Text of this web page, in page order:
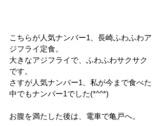
こちらが人気ナンバー1、長崎ふわふわア
ジフライ定食。
大きなアジフライで、ふわふわサクサク
です。
さすが人気ナンバー1、私が今まで食べた
中でもナンバー1でした(*^^*)
お腹を満たした後は、電車で亀戸へ。